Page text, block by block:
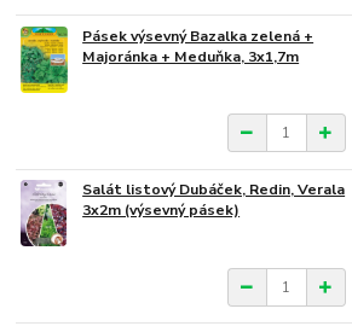
Pásek výsevný Bazalka zelená +
Majoránka + Meduňka, 3x1,7m
Salát listový Dubáček, Redin, Verala
3x2m (výsevný pásek)